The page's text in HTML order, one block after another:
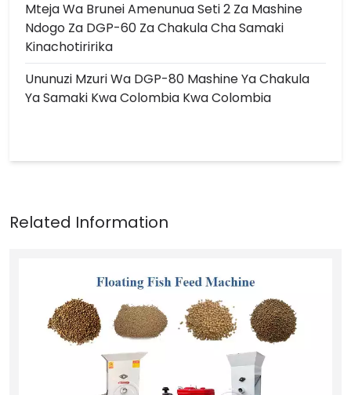
Mteja Wa Brunei Amenunua Seti 2 Za Mashine
Ndogo Za DGP-60 Za Chakula Cha Samaki
Kinachotiririka
Ununuzi Mzuri Wa DGP-80 Mashine Ya Chakula
Ya Samaki Kwa Colombia Kwa Colombia